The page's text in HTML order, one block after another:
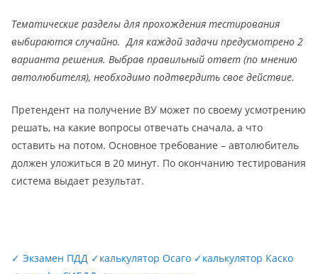
Тематические разделы для прохождения тестирования
выбираются случайно. Для каждой задачи предусмотрено 2
варианта решения. Выбрав правильный ответ (по мнению
автолюбителя), необходимо подтвердить свое действие.
Претендент на получение ВУ может по своему усмотрению
решать, на какие вопросы отвечать сначала, а что
оставить на потом. Основное требование – автолюбитель
должен уложиться в 20 минут. По окончанию тестирования
система выдает результат.
✓ Экзамен ПДД ✓калькулятор Осаго ✓калькулятор Каско